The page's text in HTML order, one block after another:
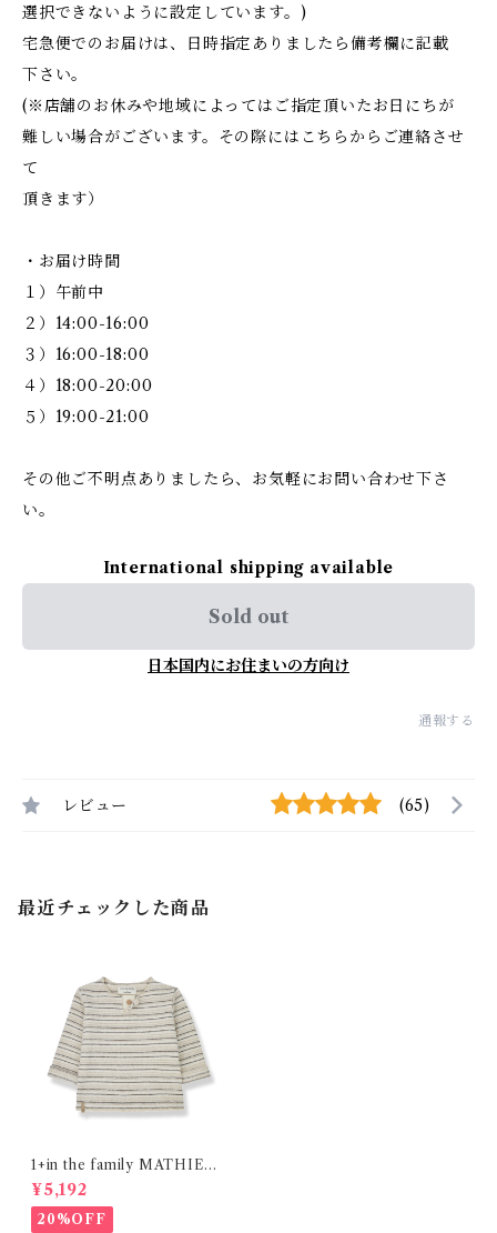
選択できないように設定しています。)
宅急便でのお届けは、日時指定ありましたら備考欄に記載
下さい。
(※店舗のお休みや地域によってはご指定頂いたお日にちが
難しい場合がございます。その際にはこちらからご連絡させ
て
頂きます）
・お届け時間
１）午前中
２）14:00-16:00
３）16:00-18:00
４）18:00-20:00
５）19:00-21:00
その他ご不明点ありましたら、お気軽にお問い合わせ下さ
い。
International shipping available
Sold out
日本国内にお住まいの方向け
通報する
レビュー (65)
最近チェックした商品
1+in the family MATHIEU /
ecru (12・24m )
¥5,192
20%OFF